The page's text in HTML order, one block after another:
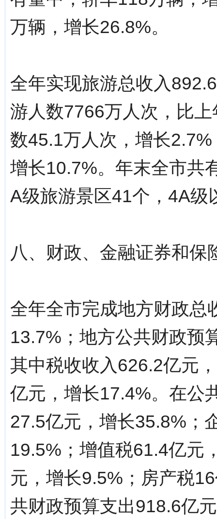
万辆，增长26.8%。
全年实现旅游总收入
游人数7766万人次，比
数45.1万人次，增长
增长10.7%。年末全市共
A级旅游景区41个，4A级
八、财政、金融证券和保
全年全市完成地方财政总
13.7%；地方公共财政预
其中税收收入626.2亿元
亿元，增长17.4%。在公
27.5亿元，增长35.8%；
19.5%；增值税61.4亿元
元，增长9.5%；房产税
共财政预算支出918.6亿